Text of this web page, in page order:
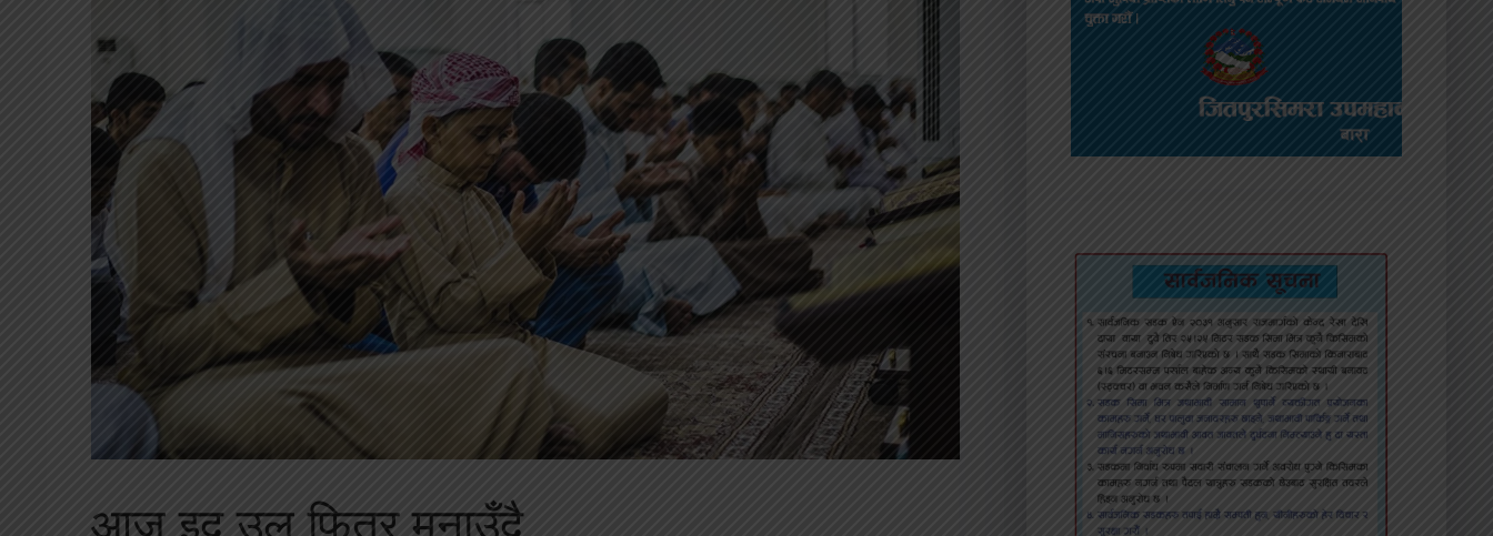
आज इद उल फित्र मनाउँदै